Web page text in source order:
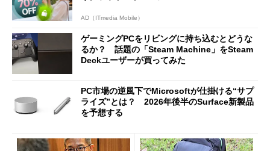
AD（ITmedia Mobile）
ゲーミングPCをリビングに持ち込むとどうな
るか？ 話題の「Steam Machine」をSteam
Deckユーザーが買ってみた
PC市場の逆風下でMicrosoftが仕掛ける“サプ
ライズ”とは？ 2026年後半のSurface新製品
を予想する